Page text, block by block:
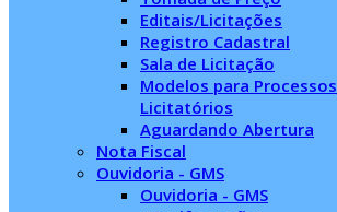
Editais/Licitações
Registro Cadastral
Sala de Licitação
Modelos para Processos
Licitatórios
Aguardando Abertura
Nota Fiscal
Ouvidoria - GMS
Ouvidoria - GMS